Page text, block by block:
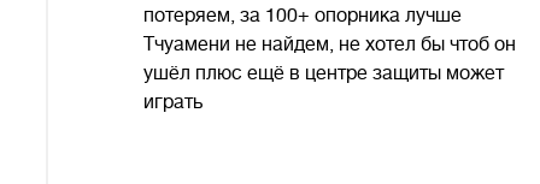
потеряем, за 100+ опорника лучше
Тчуамени не найдем, не хотел бы чтоб он
ушёл плюс ещё в центре защиты может
играть